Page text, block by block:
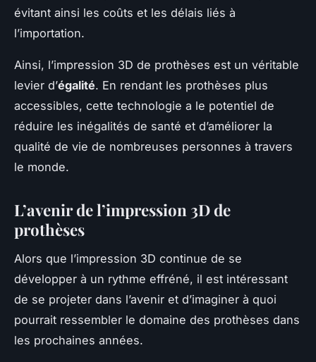
évitant ainsi les coûts et les délais liés à
l’importation.
Ainsi, l’impression 3D de prothèses est un véritable
levier d’égalité. En rendant les prothèses plus
accessibles, cette technologie a le potentiel de
réduire les inégalités de santé et d’améliorer la
qualité de vie de nombreuses personnes à travers
le monde.
L’avenir de l’impression 3D de
prothèses
Alors que l’impression 3D continue de se
développer à un rythme effréné, il est intéressant
de se projeter dans l’avenir et d’imaginer à quoi
pourrait ressembler le domaine des prothèses dans
les prochaines années.